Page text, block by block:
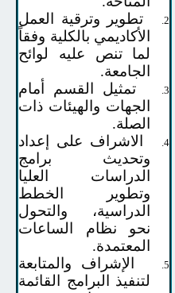
تطوير وترقية العمل
الأكاديمي بالكلية وفقاً
لما تنص عليه لوائح
الجامعة.
تمثيل القسم أمام
الجهات والهيئات ذات
الصلة.
الاشراف على إعداد
وتحديث برامج
الدراسات العليا
وتطوير الخطط
الدراسية، والتحول
نحو نظام الساعات
المعتمدة.
الإشراف والمتابعة
لتنفيذ البرامج القائمة